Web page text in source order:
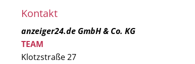
Kontakt
anzeiger24.de GmbH & Co. KG
TEAM
Klotzstraße 27